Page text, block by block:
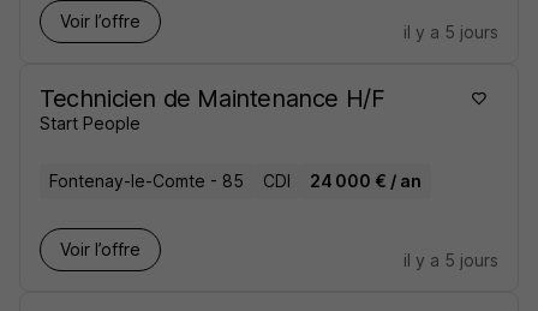
Voir l’offre
il y a 5 jours
Technicien de Maintenance H/F
Start People
Fontenay-le-Comte - 85 CDI 24 000 € / an
Voir l’offre
il y a 5 jours